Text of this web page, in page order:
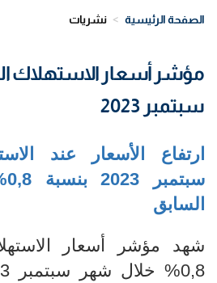
navigation
الصفحة الرئيسية نشريات
مؤشر أسعار الاستهلاك
سبتمبر 2023
ارتفاع الأسعار عند
السابق
شهد مؤشر أسعار